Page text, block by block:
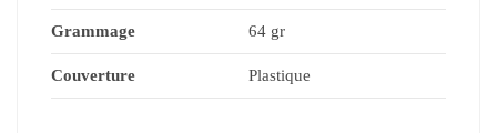
Grammage 64 gr
Couverture Plastique